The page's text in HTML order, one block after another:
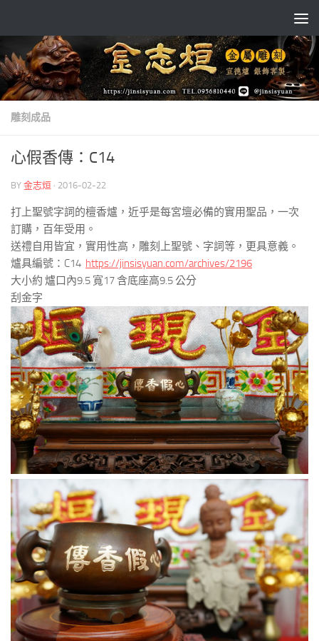
雕刻成品
心假香傳：C14
BY 金志烜 · 2016-02-22
打上聖號字詞的檀香爐，近乎是每宮壇必備的實用聖品，一次
訂購，百年受用。
送禮自用皆宜，實用性高，雕刻上聖號、字詞等，更具意義。
爐具編號：C14 https://jinsisyuan.com/archives/2196
大小約 爐口內9.5 寬17 含底座高9.5 公分
刮金字